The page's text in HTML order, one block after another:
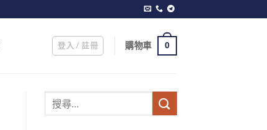
登入 / 註冊 購物車 0